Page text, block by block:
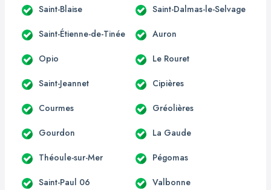
Saint-Blaise Saint-Dalmas-le-Selvage
Saint-Étienne-de-Tinée Auron
Opio Le Rouret
Saint-Jeannet Cipières
Courmes Gréolières
Gourdon La Gaude
Théoule-sur-Mer Pégomas
Saint-Paul 06 Valbonne